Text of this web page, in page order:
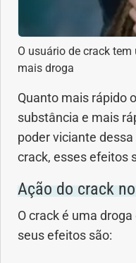
Imunidade
Ortopedia
Picada de Cobra
Problemas Cardíacos
O usuário de crack
mais droga
Quanto mais rápido
substância e mais
poder viciante
crack, esses efeitos
Ação do crack
O crack é uma
seus efeitos são: